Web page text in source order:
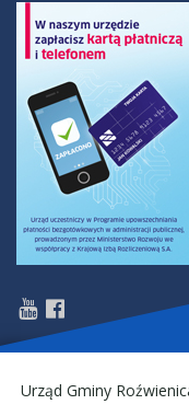
Urząd Gminy